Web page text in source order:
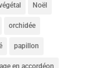
Noël
orchidée
papillon
en accordéon